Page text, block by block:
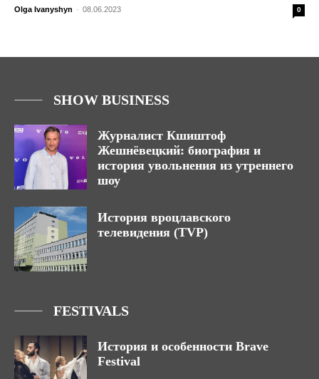
Olga Ivanyshyn - 08.06.2023 0
SHOW BUSINESS
Журналист Кшиштоф
Жешнёвецкий: биография и
история увольнения из утреннего
шоу
История вроцлавского
телевидения (TVP)
FESTIVALS
История и особенности Brave
Festival